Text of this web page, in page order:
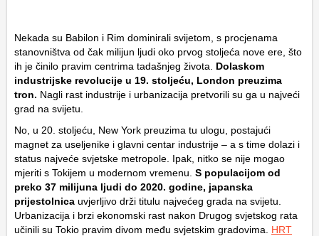
Nekada su Babilon i Rim dominirali svijetom, s procjenama
stanovništva od čak milijun ljudi oko prvog stoljeća nove ere, što
ih je činilo pravim centrima tadašnjeg života. Dolaskom
industrijske revolucije u 19. stoljeću, London preuzima
tron. Nagli rast industrije i urbanizacija pretvorili su ga u najveći
grad na svijetu.
No, u 20. stoljeću, New York preuzima tu ulogu, postajući
magnet za useljenike i glavni centar industrije – a s time dolazi i
status najveće svjetske metropole. Ipak, nitko se nije mogao
mjeriti s Tokijem u modernom vremenu. S populacijom od
preko 37 milijuna ljudi do 2020. godine, japanska
prijestolnica uvjerljivo drži titulu najvećeg grada na svijetu.
Urbanizacija i brzi ekonomski rast nakon Drugog svjetskog rata
učinili su Tokio pravim divom među svjetskim gradovima. HRT